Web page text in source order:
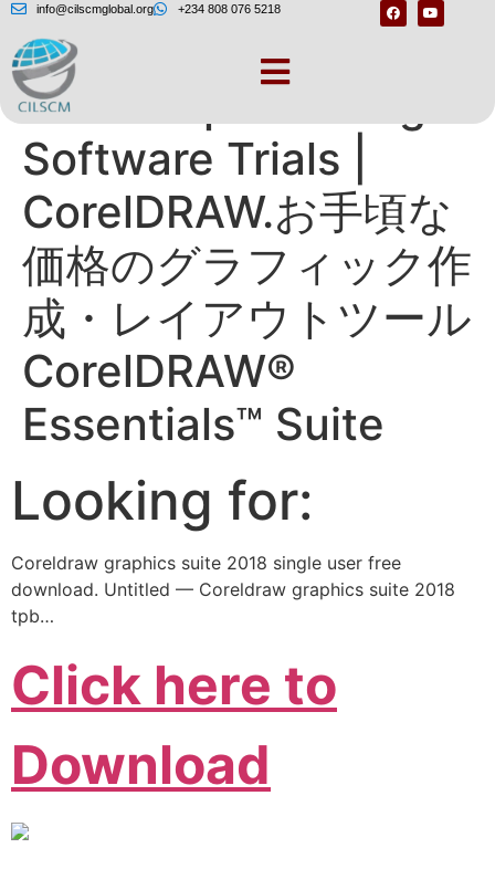
info@cilscmglobal.org +234 808 076 5218
Free Graphic Design
Software Trials |
CorelDRAW.お手頃な
価格のグラフィック作
成・レイアウトツール
CorelDRAW®
Essentials™ Suite
Looking for:
Coreldraw graphics suite 2018 single user free
download. Untitled — Coreldraw graphics suite 2018
tpb…
Click here to
Download